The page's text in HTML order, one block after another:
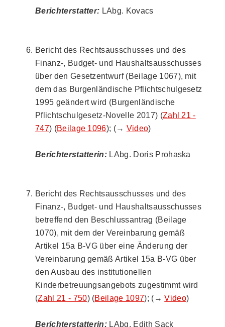
Berichterstatter: LAbg. Kovacs
Bericht des Rechtsausschusses und des
Finanz-, Budget- und Haushaltsausschusses
über den Gesetzentwurf (Beilage 1067), mit
dem das Burgenländische Pflichtschulgesetz
1995 geändert wird (Burgenländische
Pflichtschulgesetz-Novelle 2017) (Zahl 21 -
747) (Beilage 1096); (→ Video)
Berichterstatterin: LAbg. Doris Prohaska
Bericht des Rechtsausschusses und des
Finanz-, Budget- und Haushaltsausschusses
betreffend den Beschlussantrag (Beilage
1070), mit dem der Vereinbarung gemäß
Artikel 15a B-VG über eine Änderung der
Vereinbarung gemäß Artikel 15a B-VG über
den Ausbau des institutionellen
Kinderbetreuungsangebots zugestimmt wird
(Zahl 21 - 750) (Beilage 1097); (→Video)
Berichterstatterin: LAbg. Edith Sack